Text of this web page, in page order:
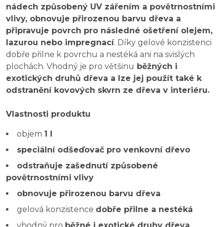
nádech způsobený UV zářením a povětrnostními
vlivy, obnovuje přirozenou barvu dřeva a
připravuje povrch pro následné ošetření olejem,
lazurou nebo impregnací. Díky gelové konzistenci
dobře přilne k povrchu a nestéká ani na svislých
plochách. Vhodný je pro většinu běžných i
exotických druhů dřeva a lze jej použít také k
odstranění kovových skvrn ze dřeva v interiéru.
Vlastnosti produktu
objem 1 l
speciální odšeďovač pro venkovní dřevo
odstraňuje zašednutí způsobené
povětrnostními vlivy
obnovuje přirozenou barvu dřeva
gelová konzistence dobře přilne a nestéká